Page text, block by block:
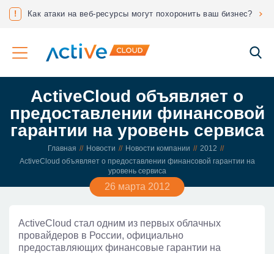
! Соответствие ФЗ 152 «О защите персональных данных»
ActiveCloud объявляет о
предоставлении финансовой
гарантии на уровень сервиса
Главная Новости Новости компании
2012
ActiveCloud объявляет о предоставлении финансовой гарантии на
уровень сервиса
26 марта 2012
ActiveCloud стал одним из первых облачных
провайдеров в России, официально
предоставляющих финансовые гарантии на